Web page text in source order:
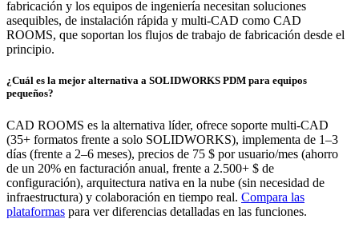
fabricación y los equipos de ingeniería necesitan soluciones
asequibles, de instalación rápida y multi-CAD como CAD
ROOMS, que soportan los flujos de trabajo de fabricación desde el
principio.
¿Cuál es la mejor alternativa a SOLIDWORKS PDM para equipos
pequeños?
CAD ROOMS es la alternativa líder, ofrece soporte multi-CAD
(35+ formatos frente a solo SOLIDWORKS), implementa de 1–3
días (frente a 2–6 meses), precios de 75 $ por usuario/mes (ahorro
de un 20% en facturación anual, frente a 2.500+ $ de
configuración), arquitectura nativa en la nube (sin necesidad de
infraestructura) y colaboración en tiempo real. Compara las
plataformas para ver diferencias detalladas en las funciones.